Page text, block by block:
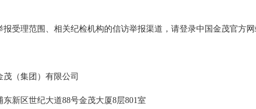
报受理范围、相关纪检机构的信访举报渠道，请登录中国金茂官方网
茂（集团）有限公司
东新区世纪大道88号金茂大厦8层801室